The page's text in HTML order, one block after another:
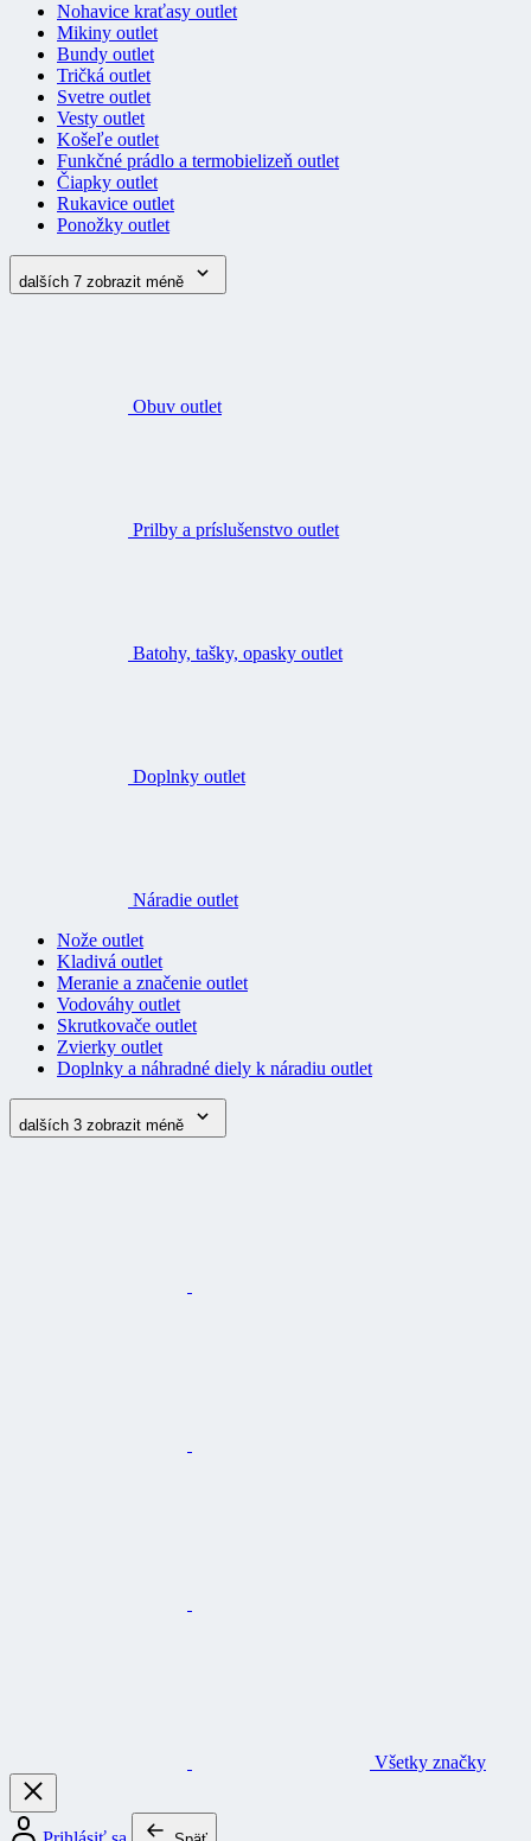
Nohavice kraťasy outlet
Mikiny outlet
Bundy outlet
Tričká outlet
Svetre outlet
Vesty outlet
Košeľe outlet
Funkčné prádlo a termobielizeň outlet
Čiapky outlet
Rukavice outlet
Ponožky outlet
dalších 7 zobrazit méně
Obuv outlet
Prilby a príslušenstvo outlet
Batohy, tašky, opasky outlet
Doplnky outlet
Náradie outlet
Nože outlet
Kladivá outlet
Meranie a značenie outlet
Vodováhy outlet
Skrutkovače outlet
Zvierky outlet
Doplnky a náhradné diely k náradiu outlet
dalších 3 zobrazit méně
Všetky značky